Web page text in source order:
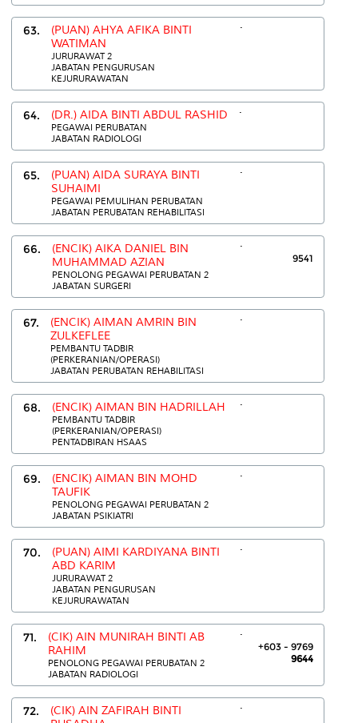
63.
(PUAN) AHYA AFIKA BINTI
WATIMAN
JURURAWAT 2
JABATAN PENGURUSAN
KEJURURAWATAN
.
64. (DR.) AIDA BINTI ABDUL RASHID
PEGAWAI PERUBATAN
JABATAN RADIOLOGI
.
65.
(PUAN) AIDA SURAYA BINTI
SUHAIMI
PEGAWAI PEMULIHAN PERUBATAN
JABATAN PERUBATAN REHABILITASI
.
66.
(ENCIK) AIKA DANIEL BIN
MUHAMMAD AZIAN
PENOLONG PEGAWAI PERUBATAN 2
JABATAN SURGERI
.
9541
67.
(ENCIK) AIMAN AMRIN BIN
ZULKEFLEE
PEMBANTU TADBIR
(PERKERANIAN/OPERASI)
JABATAN PERUBATAN REHABILITASI
.
68. (ENCIK) AIMAN BIN HADRILLAH
PEMBANTU TADBIR
(PERKERANIAN/OPERASI)
PENTADBIRAN HSAAS
.
69.
(ENCIK) AIMAN BIN MOHD
TAUFIK
PENOLONG PEGAWAI PERUBATAN 2
JABATAN PSIKIATRI
.
70.
(PUAN) AIMI KARDIYANA BINTI
ABD KARIM
JURURAWAT 2
JABATAN PENGURUSAN
KEJURURAWATAN
.
71.
(CIK) AIN MUNIRAH BINTI AB
RAHIM
PENOLONG PEGAWAI PERUBATAN 2
JABATAN RADIOLOGI
.
+603 - 9769
9644
72.
(CIK) AIN ZAFIRAH BINTI
.